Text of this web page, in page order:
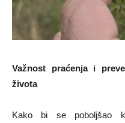
Važnost praćenja i
života
Kako bi se poboljšao